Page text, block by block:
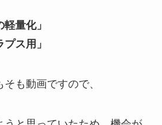
量化」
ス用」
も動画ですので、